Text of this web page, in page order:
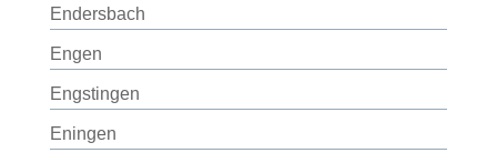
Endersbach
Engen
Engstingen
Eningen